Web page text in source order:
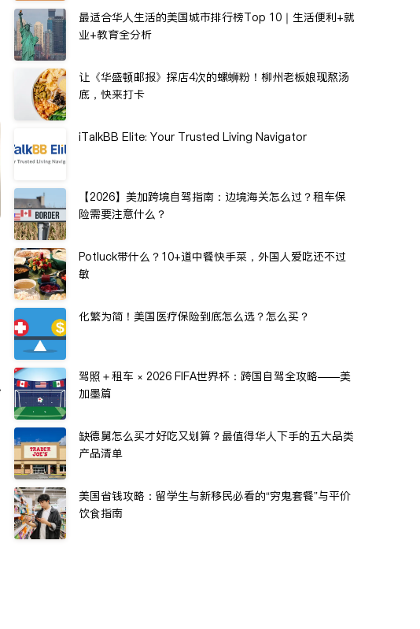
最适合华人生活的美国城市排行榜Top 10｜生活便利+就
业+教育全分析
让《华盛顿邮报》探店4次的螺蛳粉！柳州老板娘现熬汤
底，快来打卡
iTalkBB Elite: Your Trusted Living Navigator
【2026】美加跨境自驾指南：边境海关怎么过？租车保
险需要注意什么？
Potluck带什么？10+道中餐快手菜，外国人爱吃还不过
敏
化繁为简！美国医疗保险到底怎么选？怎么买？
驾照＋租车 × 2026 FIFA世界杯：跨国自驾全攻略——美
加墨篇
缺德舅怎么买才好吃又划算？最值得华人下手的五大品类
产品清单
美国省钱攻略：留学生与新移民必看的“穷鬼套餐”与平价
饮食指南